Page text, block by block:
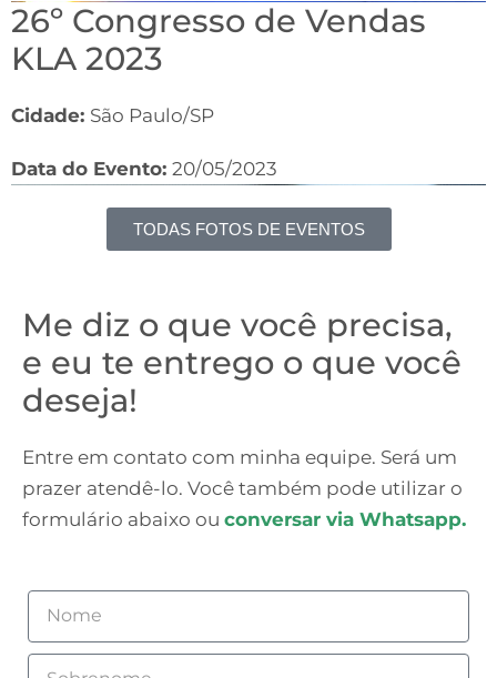
26º Congresso de Vendas
KLA 2023
Cidade: São Paulo/SP
Data do Evento: 20/05/2023
TODAS FOTOS DE EVENTOS
Me diz o que você precisa,
e eu te entrego o que você
deseja!
Entre em contato com minha equipe. Será um
prazer atendê-lo. Você também pode utilizar o
formulário abaixo ou conversar via Whatsapp.
Nome
Sobrenome